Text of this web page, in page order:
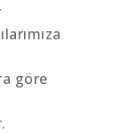
göre